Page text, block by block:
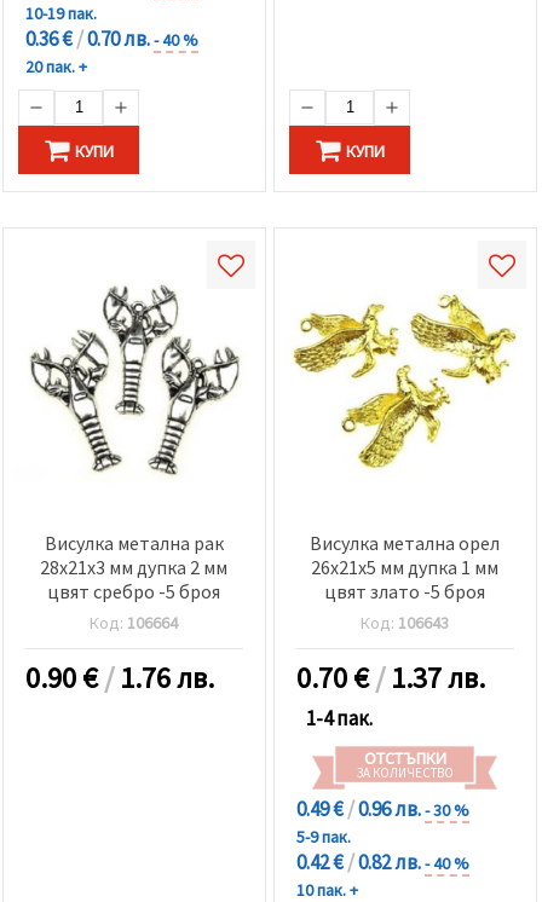
10-19 пак.
0.36 €/0.70 лв.- 40 %
20 пак. +
КУПИ КУПИ
Висулка метална рак
28x21x3 мм дупка 2 мм
цвят сребро -5 броя
Код: 106664
0.90€/1.76 лв.
Висулка метална орел
26x21x5 мм дупка 1 мм
цвят злато -5 броя
Код: 106643
0.70€/1.37 лв.
1-4 пак.
ОТСТЪПКИ
ЗА КОЛИЧЕСТВО
0.49 €/0.96 лв.- 30 %
5-9 пак.
0.42 €/0.82 лв.- 40 %
10 пак. +